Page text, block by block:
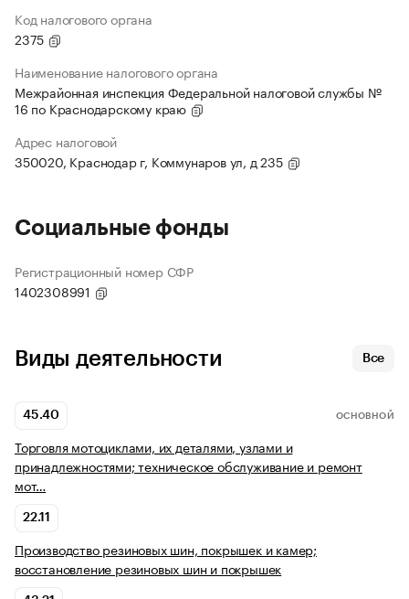
Код налогового органа
2375
Наименование налогового органа
Межрайонная инспекция Федеральной налоговой службы №
16 по Краснодарскому краю
Адрес налоговой
350020, Краснодар г, Коммунаров ул, д 235
Социальные фонды
Регистрационный номер СФР
1402308991
Виды деятельности Все
45.40 ОСНОВНОЙ
Торговля мотоциклами, их деталями, узлами и
принадлежностями; техническое обслуживание и ремонт
мот…
22.11
Производство резиновых шин, покрышек и камер;
восстановление резиновых шин и покрышек